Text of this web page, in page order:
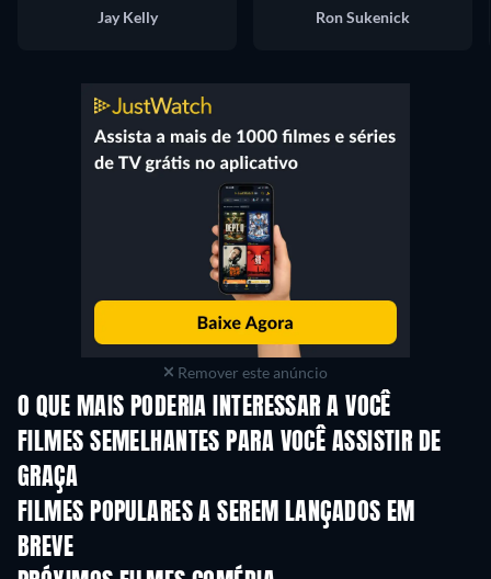
Jay Kelly
Ron Sukenick
Remover este anúncio
O QUE MAIS PODERIA INTERESSAR A VOCÊ
FILMES SEMELHANTES PARA VOCÊ ASSISTIR DE
GRAÇA
FILMES POPULARES A SEREM LANÇADOS EM
BREVE